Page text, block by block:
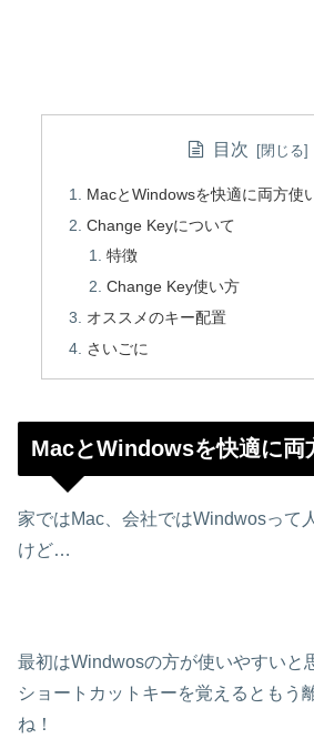
目次
MacとWindowsを快適に両方使
Change Keyについて
特徴
Change Key使い方
オススメのキー配置
さいごに
MacとWindowsを快適に両
家ではMac、会社ではWindwosって
けど…
最初はWindwosの方が使いやすいと
ショートカットキーを覚えるともう
ね！